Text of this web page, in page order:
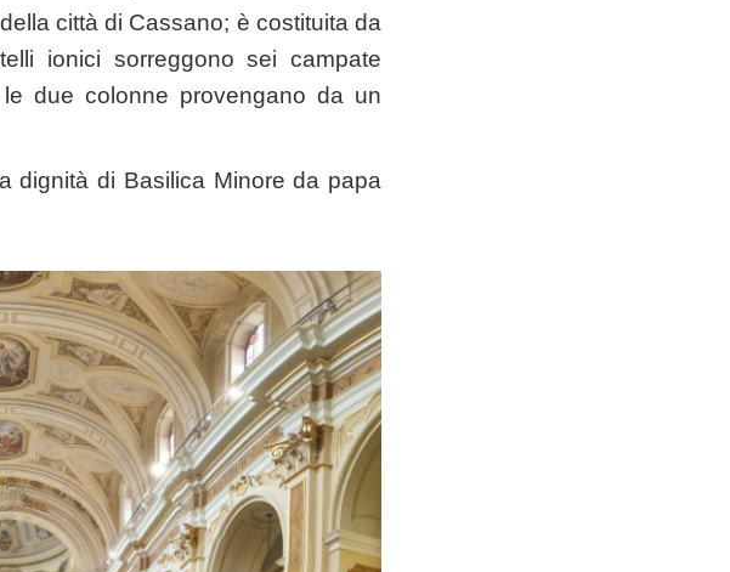
città di Cassano; è costituita da
ionici sorreggono sei campate
due colonne provengano da un
dignità di Basilica Minore da papa